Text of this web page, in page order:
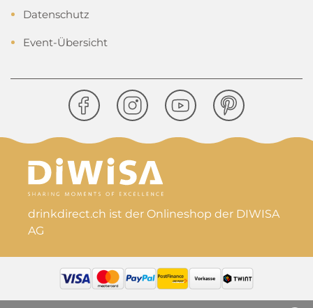
Datenschutz
Event-Übersicht
drinkdirect.ch ist der Onlineshop der DIWISA
AG